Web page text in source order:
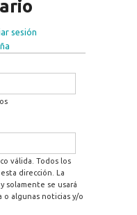
sesión
válida. Todos los
dirección. La
solamente se usará
o algunas noticias y/o